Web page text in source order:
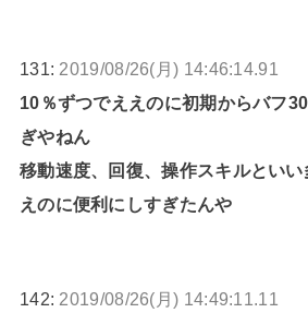
131: 2019/08/26(月) 14:46:14.91
10％ずつでええのに初期からバフ
ぎやねん
移動速度、回復、操作スキルといい
えのに便利にしすぎたんや
142: 2019/08/26(月) 14:49:11.11